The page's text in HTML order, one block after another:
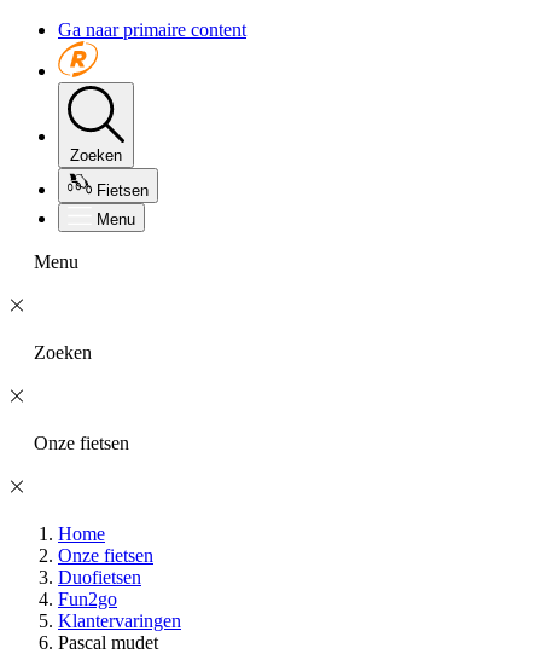
Ga naar primaire content
Zoeken
Fietsen
Menu
Menu
Zoeken
Onze fietsen
Home
Onze fietsen
Duofietsen
Fun2go
Klantervaringen
Pascal mudet